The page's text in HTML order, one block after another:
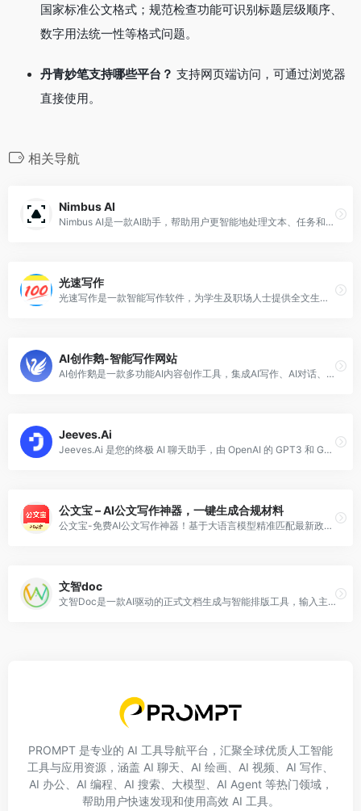
国家标准公文格式 ；规范检查功能可识别标题层级顺序、
数字用法统一性等格式问题。
丹青妙笔支持哪些平台？ 支持网页端访问，可通过浏览器
直接使用。
相关导航
Nimbus AI
Nimbus AI是一款AI助手，帮助用户更智能地处理文本、任务和客户，提供更好、更快的结果。它可以帮助用户快速概述上下文并计划行动，生成未来项目的建议和创意解决方案，将讨论转化为任务并向目标迈进。此外，Nimbus AI还可以生成文本内容、编辑和改进写作，根据用户的需求添加或省略细节，校对文本中的语法和拼写错误。它专为以客户为导向的企业设计，可以将30分钟的工作转化为30秒，提供卓越的协作和结果。适用于数字机构、咨询公司和个人顾问等不同类型的企业。Nimbus AI支持多种语言。
光速写作
光速写作是一款智能写作软件，为学生及职场人士提供全文生成、大纲生成、文章改写、续写、扩写等多种功能。通过 AI 技术，根据用户的需求自动生成文本，大幅提升写作效率。光速写作支持跨平台云存储，多端同步编辑查看，自动保存永不丢失。
AI创作鹅-智能写作网站
AI创作鹅是一款多功能AI内容创作工具，集成AI写作、AI对话、AI视频与AI绘画等上百种工具，帮助用户一键生成短视频脚本、营销文案与办公文档。
Jeeves.Ai
Jeeves.Ai 是您的终极 AI 聊天助手，由 OpenAI 的 GPT3 和 GPT4 提供支持。它可以帮助您省时省力地生成令人惊叹的文案和答案，让您轻松摆脱写作障碍。无论您是需要广告、品牌、电子商务、教育、娱乐、一般业务、法律、营销、模因、育儿、房地产、销售、SEO、网站、写作、YouTube、社交媒体还是职业发展方面的帮助，Jeeves.Ai 都可以满足您的需求。立即体验吧！
公文宝 – AI公文写作神器，一键生成合规材料
公文宝-免费AI公文写作神器！基于大语言模型精准匹配最新政策用语，智能生成工作总结、汇报材料、讲话稿等100+类公文，杜绝格式错误/用语不当。3秒生成专业级文档，立即免费体验&gt;&gt;
文智doc
文智Doc是一款AI驱动的正式文档生成与智能排版工具，输入主题即可一键生成结构化Word文档，支持在线编辑与一键导出。
PROMPT 是专业的 AI 工具导航平台，汇聚全球优质人工智能
工具与应用资源，涵盖 AI 聊天、AI 绘画、AI 视频、AI 写作、
AI 办公、AI 编程、AI 搜索、大模型、AI Agent 等热门领域，
帮助用户快速发现和使用高效 AI 工具。